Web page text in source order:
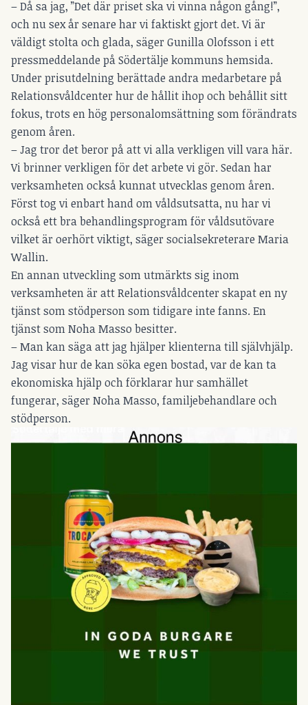
– Då sa jag, ”Det där priset ska vi vinna någon gång!”,
och nu sex år senare har vi faktiskt gjort det. Vi är
väldigt stolta och glada, säger Gunilla Olofsson i ett
pressmeddelande på Södertälje kommuns hemsida.
Under prisutdelning berättade andra medarbetare på
Relationsvåldcenter hur de hållit ihop och behållit sitt
fokus, trots en hög personalomsättning som förändrats
genom åren.
– Jag tror det beror på att vi alla verkligen vill vara här.
Vi brinner verkligen för det arbete vi gör. Sedan har
verksamheten också kunnat utvecklas genom åren.
Först tog vi enbart hand om våldsutsatta, nu har vi
också ett bra behandlingsprogram för våldsutövare
vilket är oerhört viktigt, säger socialsekreterare Maria
Wallin.
En annan utveckling som utmärkts sig inom
verksamheten är att Relationsvåldcenter skapat en ny
tjänst som stödperson som tidigare inte fanns. En
tjänst som Noha Masso besitter.
– Man kan säga att jag hjälper klienterna till självhjälp.
Jag visar hur de kan söka egen bostad, var de kan ta
ekonomiska hjälp och förklarar hur samhället
fungerar, säger Noha Masso, familjebehandlare och
stödperson.